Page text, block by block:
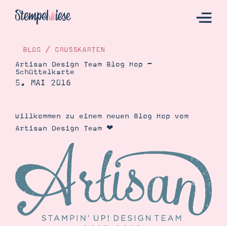
Hier Starten
Bestellen
Kontakt
BLOG / GRUSSKARTEN
Artisan Design Team Blog Hop –
Schüttelkarte
5. MAI 2016
Willkommen zu einem neuen Blog Hop vom
Artisan Design Team ❤︎